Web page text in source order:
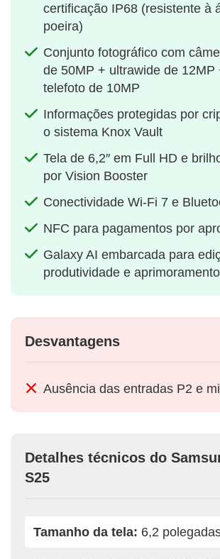
certificação IP68 (resistente à
poeira)
Conjunto fotográfico com
de 50MP + ultrawide de 12MP
telefoto de 10MP
Informações protegidas por
o sistema Knox Vault
Tela de 6,2″ em Full HD e
por Vision Booster
Conectividade Wi-Fi 7 e
NFC para pagamentos por
Galaxy AI embarcada para
produtividade e
Desvantagens
Ausência das entradas P2 e
Detalhes técnicos do
S25
Tamanho da tela: 6,2